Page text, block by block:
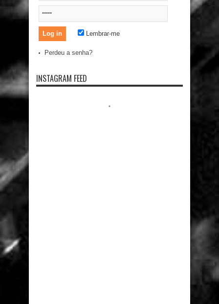
Lembrar-me
Perdeu a senha?
INSTAGRAM FEED